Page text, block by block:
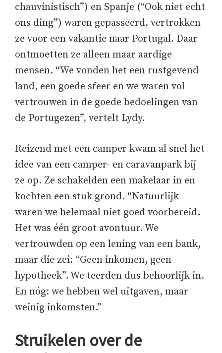
chauvinistisch”) en Spanje (“Ook niet echt
ons ding”) waren gepasseerd, vertrokken
ze voor een vakantie naar Portugal. Daar
ontmoetten ze alleen maar aardige
mensen. “We vonden het een rustgevend
land, een goede sfeer en we waren vol
vertrouwen in de goede bedoelingen van
de Portugezen”, vertelt Lydy.
Reizend met een camper kwam al snel het
idee van een camper- en caravanpark bij
ze op. Ze schakelden een makelaar in en
kochten een stuk grond. “Natuurlijk
waren we helemaal niet goed voorbereid.
Het was één groot avontuur. We
vertrouwden op een lening van een bank,
maar die zei: “Geen inkomen, geen
hypotheek”. We teerden dus behoorlijk in.
En nóg: we hebben wel uitgaven, maar
weinig inkomsten.”
Struikelen over de